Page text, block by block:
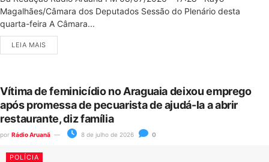
Magalhães/Câmara dos Deputados Sessão do Plenário desta
quarta-feira A Câmara...
LEIA MAIS
Vítima de feminicídio no Araguaia deixou emprego
após promessa de pecuarista de ajudá-la a abrir
restaurante, diz família
por Rádio Aruanã 8 de julho de 2026 0
POLÍCIA